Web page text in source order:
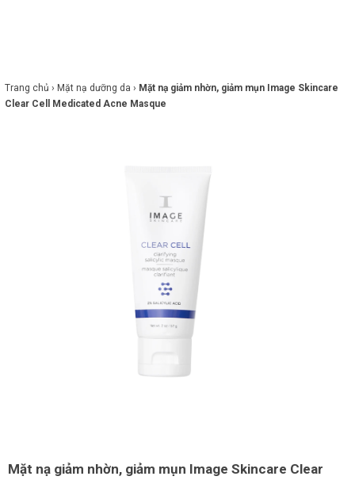
FEATURED BRAND
Trang chủ › Mặt nạ dưỡng da › Mặt nạ giảm nhờn, giảm mụn Image Skincare
Clear Cell Medicated Acne Masque
Mặt nạ giảm nhờn, giảm mụn Image Skincare Clear